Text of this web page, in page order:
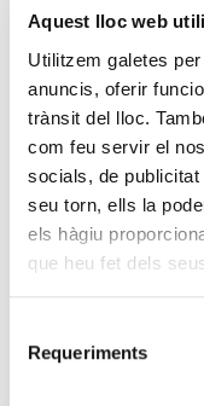
Aquest lloc web
Utilitzem galetes
anuncis, oferir
trànsit del lloc.
com feu servir el
socials, de publicitat
seu torn, ells la
els hàgiu
que heu fet dels
Requeriments
30 Gen. 2025
Set esquiadors
Campionats del